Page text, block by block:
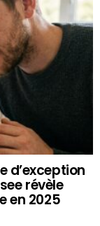
d’exception
révèle
en 2025